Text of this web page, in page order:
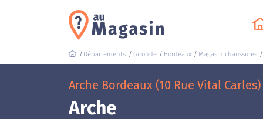
Départements Gironde Bordeaux Magasin chaussures
Arche Bordeaux (10 Rue Vital Carles)
Arche